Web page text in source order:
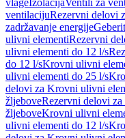
vlageIzolacijaVentili za
ventilacijuRezervni delovi
zadržavanje energije
ulivni elementiRezervni
ulivni elementi do 12 l/s
do 12 l/sKrovni ulivni
ulivni elementi do 25 l/s
delovi za Krovni ulivni
žljeboveRezervni delovi
žljeboveKrovni ulivni
ulivni elementi do 12 l/s